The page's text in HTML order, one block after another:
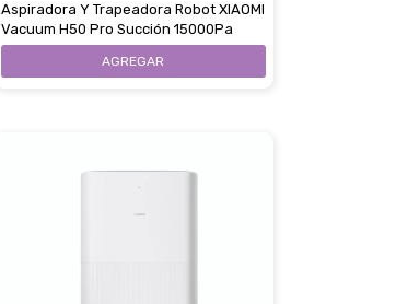
Aspiradora Y Trapeadora Robot XIAOMI
Vacuum H50 Pro Succión 15000Pa